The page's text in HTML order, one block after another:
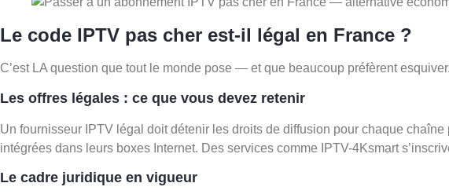
Le code IPTV pas cher est-il légal en France ?
C’est LA question que tout le monde pose — et que beaucoup préfèrent
Les offres légales : ce que vous devez retenir
Un fournisseur IPTV légal doit détenir les droits de diffusion pour chaque
intégrées dans leurs boxes Internet. Des services comme IPTV-4Ksmart
Le cadre juridique en vigueur